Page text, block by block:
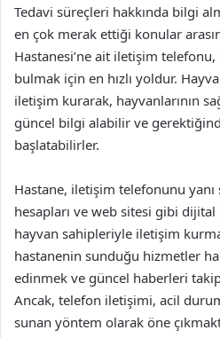
Tedavi süreçleri hakkında bilgi
en çok merak ettiği konular
Hastanesi’ne ait iletişim
bulmak için en hızlı yoldur.
iletişim kurarak, hayvanlarının
güncel bilgi alabilir ve
başlatabilirler.
Hastane, iletişim telefonunu yanı
hesapları ve web sitesi gibi
hayvan sahipleriyle iletişim
hastanenin sunduğu hizmetler
edinmek ve güncel haberleri takip
Ancak, telefon iletişimi, acil
sunan yöntem olarak öne